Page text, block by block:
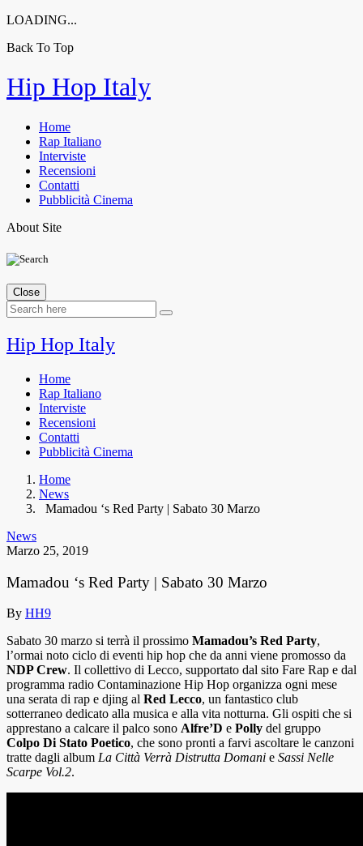
LOADING...
Back To Top
to
content
Hip Hop Italy
Home
Rap Italiano
Interviste
Recensioni
Contatti
Pubblicità Cinema
About Site
Close
Hip Hop Italy
Home
Rap Italiano
Interviste
Recensioni
Contatti
Pubblicità Cinema
Home
News
Mamadou ‘s Red Party | Sabato 30 Marzo
News
Marzo 25, 2019
Mamadou ‘s Red Party | Sabato 30 Marzo
By HH9
Sabato 30 marzo si terrà il prossimo Mamadou’s Red Party,
l’ormai noto ciclo di eventi hip hop che da anni viene promosso da
NDP Crew. Il collettivo di Lecco, supportato dal sito Fare Rap e dal
programma radio Contaminazione Hip Hop organizza ogni mese
una serata di rap e djing al Red Lecco, un fantastico club
sotterraneo dedicato alla musica e alla vita notturna. Gli ospiti che si
apprestano a calcare il palco sono Alfre’D e Polly del gruppo
Colpo Di Stato Poetico, che sono pronti a farvi ascoltare le canzoni
tratte dagli album La Città Verrà Distrutta Domani e Sassi Nelle
Scarpe Vol.2.